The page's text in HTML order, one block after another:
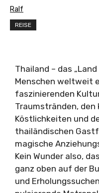
Ralf
REISE
Thailand – das
Menschen weltweit
faszinierenden
Traumstränden, den
Köstlichkeiten und
thailändischen
magische
Kein Wunder also,
ganz oben auf der
und